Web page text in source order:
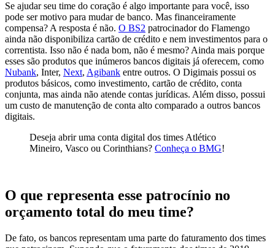
Se ajudar seu time do coração é algo importante para você, isso
pode ser motivo para mudar de banco. Mas financeiramente
compensa? A resposta é não. O BS2 patrocinador do Flamengo
ainda não disponibiliza cartão de crédito e nem investimentos para o
correntista. Isso não é nada bom, não é mesmo? Ainda mais porque
esses são produtos que inúmeros bancos digitais já oferecem, como
Nubank, Inter, Next, Agibank entre outros. O Digimais possui os
produtos básicos, como investimento, cartão de crédito, conta
conjunta, mas ainda não atende contas jurídicas. Além disso, possui
um custo de manutenção de conta alto comparado a outros bancos
digitais.
Deseja abrir uma conta digital dos times Atlético
Mineiro, Vasco ou Corinthians? Conheça o BMG!
O que representa esse patrocínio no
orçamento total do meu time?
De fato, os bancos representam uma parte do faturamento dos times